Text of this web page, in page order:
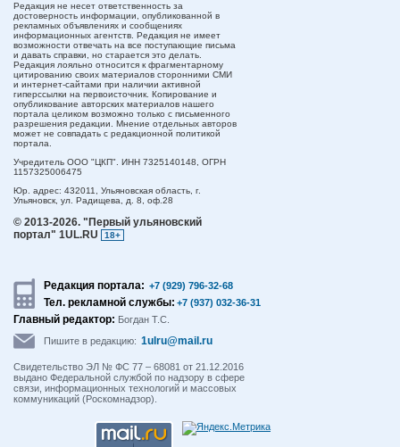
Редакция не несет ответственность за
достоверность информации, опубликованной в
рекламных объявлениях и сообщениях
информационных агентств. Редакция не имеет
возможности отвечать на все поступающие письма
и давать справки, но старается это делать.
Редакция лояльно относится к фрагментарному
цитированию своих материалов сторонними СМИ
и интернет-сайтами при наличии активной
гиперссылки на первоисточник. Копирование и
опубликование авторских материалов нашего
портала целиком возможно только с письменного
разрешения редакции. Мнение отдельных авторов
может не совпадать с редакционной политикой
портала.
Учредитель ООО "ЦКП". ИНН 7325140148, ОГРН
1157325006475
Юр. адрес: 432011, Ульяновская область, г.
Ульяновск, ул. Радищева, д. 8, оф.28
© 2013-2026. "Первый ульяновский
портал" 1UL.RU
18+
Редакция портала: +7 (929) 796-32-68
Тел. рекламной службы: +7 (937) 032-36-31
Главный редактор: Богдан Т.С.
Пишите в редакцию: 1ulru@mail.ru
Свидетельство ЭЛ № ФС 77 – 68081 от 21.12.2016
выдано Федеральной службой по надзору в сфере
связи, информационных технологий и массовых
коммуникаций (Роскомнадзор).